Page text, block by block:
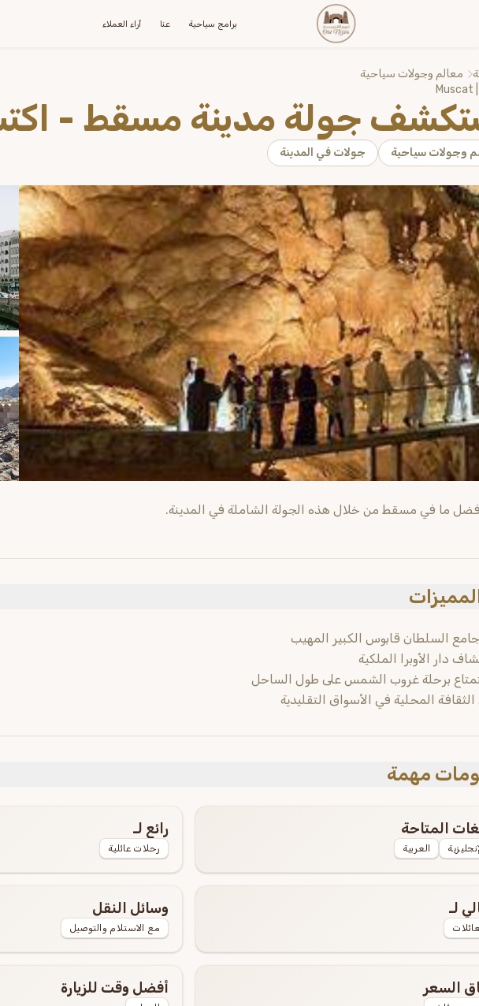
برامج سياحية عنا آراء العملاء
معالم وجولات سياحية
Muscat
جولة مدينة مسقط -
وجولات سياحية جولات في المدينة
ما في مسقط من خلال هذه الجولة الشاملة في المدينة.
المميزات
جامع السلطان قابوس الكبير المهيب
دار الأوبرا الملكية
برحلة غروب الشمس على طول الساحل
المحلية في الأسواق التقليدية
مهمة
المتاحة
العربية
رائع لـ
رحلات عائلية
لـ وسائل النقل
مع الاستلام والتوصيل
السعر أفضل وقت للزيارة